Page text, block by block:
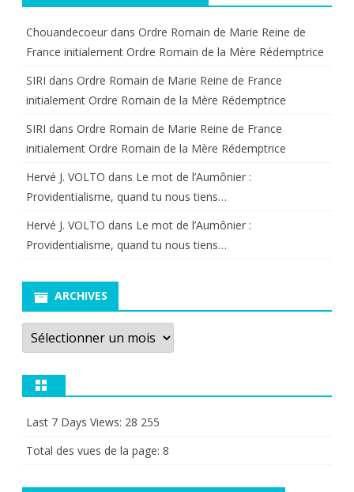
Chouandecoeur dans Ordre Romain de Marie Reine de
France initialement Ordre Romain de la Mère Rédemptrice
SIRI dans Ordre Romain de Marie Reine de France
initialement Ordre Romain de la Mère Rédemptrice
SIRI dans Ordre Romain de Marie Reine de France
initialement Ordre Romain de la Mère Rédemptrice
Hervé J. VOLTO dans Le mot de l’Aumônier :
Providentialisme, quand tu nous tiens…
Hervé J. VOLTO dans Le mot de l’Aumônier :
Providentialisme, quand tu nous tiens…
ARCHIVES
Archives
Last 7 Days Views: 28 255
Total des vues de la page: 8